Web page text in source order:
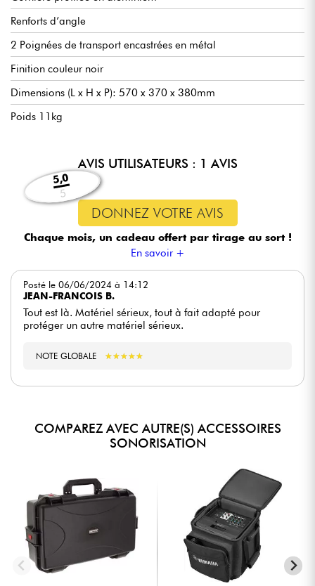
Renforts d’angle
2 Poignées de transport encastrées en métal
Finition couleur noir
Dimensions (L x H x P): 570 x 370 x 380mm
Poids 11kg
AVIS UTILISATEURS : 1 AVIS
5,0
5
DONNEZ VOTRE AVIS
Chaque mois, un cadeau offert par tirage au sort !
En savoir +
Posté le 06/06/2024 à 14:12
JEAN-FRANCOIS B.
Tout est là. Matériel sérieux, tout à fait adapté pour
protéger un autre matériel sérieux.
NOTE GLOBALE ★★★★★
★★★★★
COMPAREZ AVEC AUTRE(S) ACCESSOIRES
SONORISATION